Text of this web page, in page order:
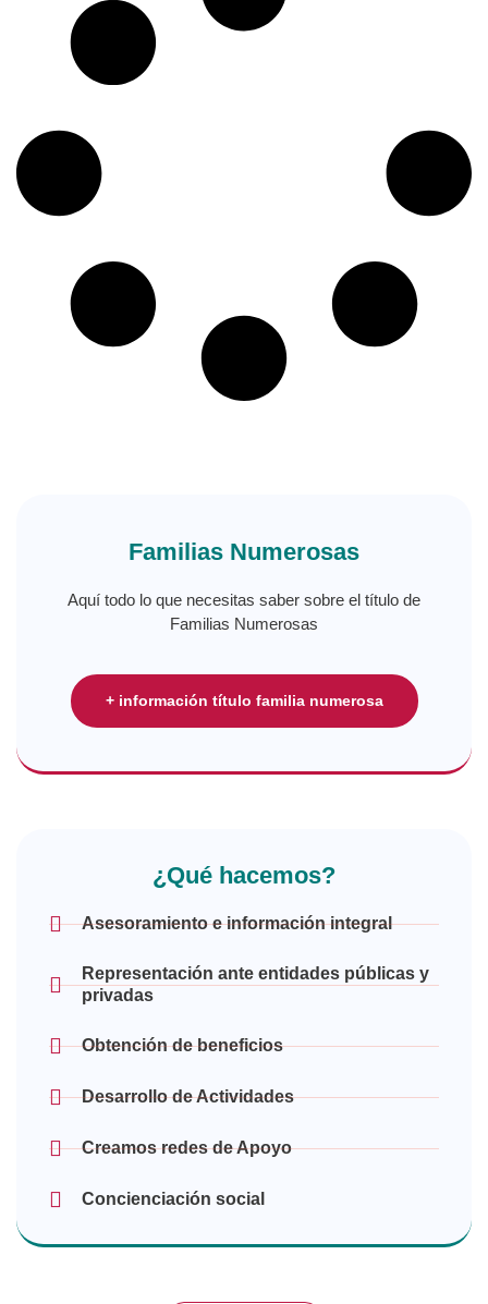
Familias Numerosas
Aquí todo lo que necesitas saber sobre el título de
Familias Numerosas
+ información título familia numerosa
¿Qué hacemos?
Asesoramiento e información integral
Representación ante entidades públicas y
privadas
Obtención de beneficios
Desarrollo de Actividades
Creamos redes de Apoyo
Concienciación social